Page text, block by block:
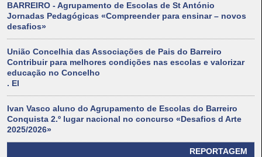
BARREIRO - Agrupamento de Escolas de St António
Jornadas Pedagógicas «Compreender para ensinar – novos
desafios»
União Concelhia das Associações de Pais do Barreiro
Contribuir para melhores condições nas escolas e valorizar
educação no Concelho
. El
Ivan Vasco aluno do Agrupamento de Escolas do Barreiro
Conquista 2.º lugar nacional no concurso «Desafios d Arte
2025/2026»
REPORTAGEM